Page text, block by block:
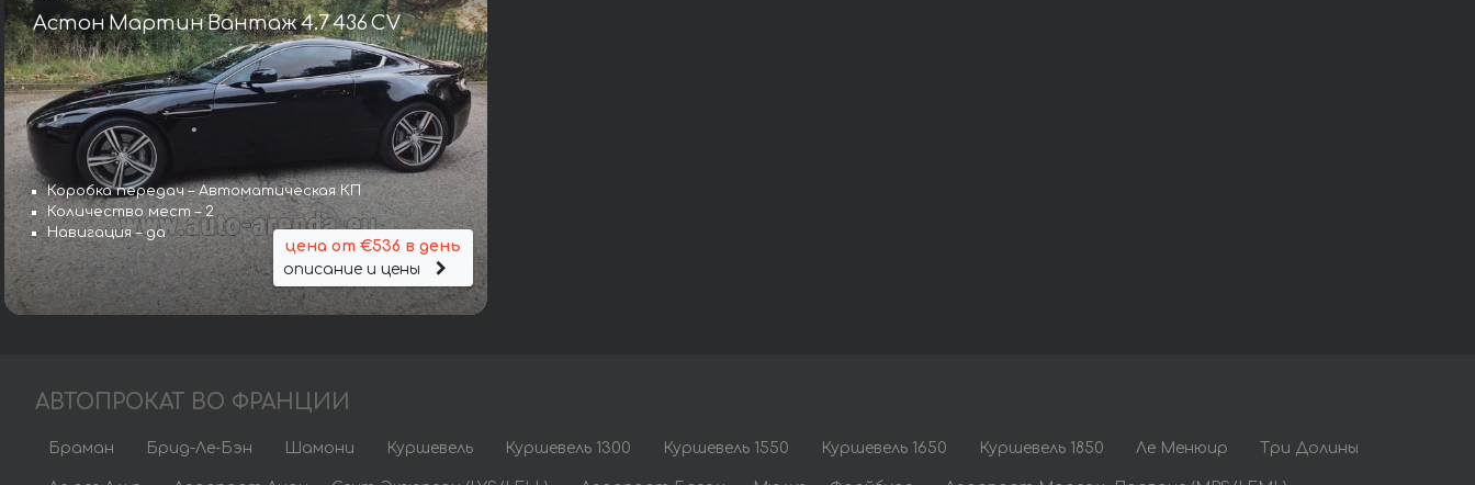
Астон Мартин Вантаж 4.7 436 CV
Коробка передач – Автоматическая КП
Количество мест – 2
Навигация – да
цена от €536 в день
описание и цены
АВТОПРОКАТ ВО ФРАНЦИИ
Браман Брид-Ле-Бэн Шамони Куршевель Куршевель 1300 Куршевель 1550 Куршевель 1650 Куршевель 1850 Ле Менюир Три Долины